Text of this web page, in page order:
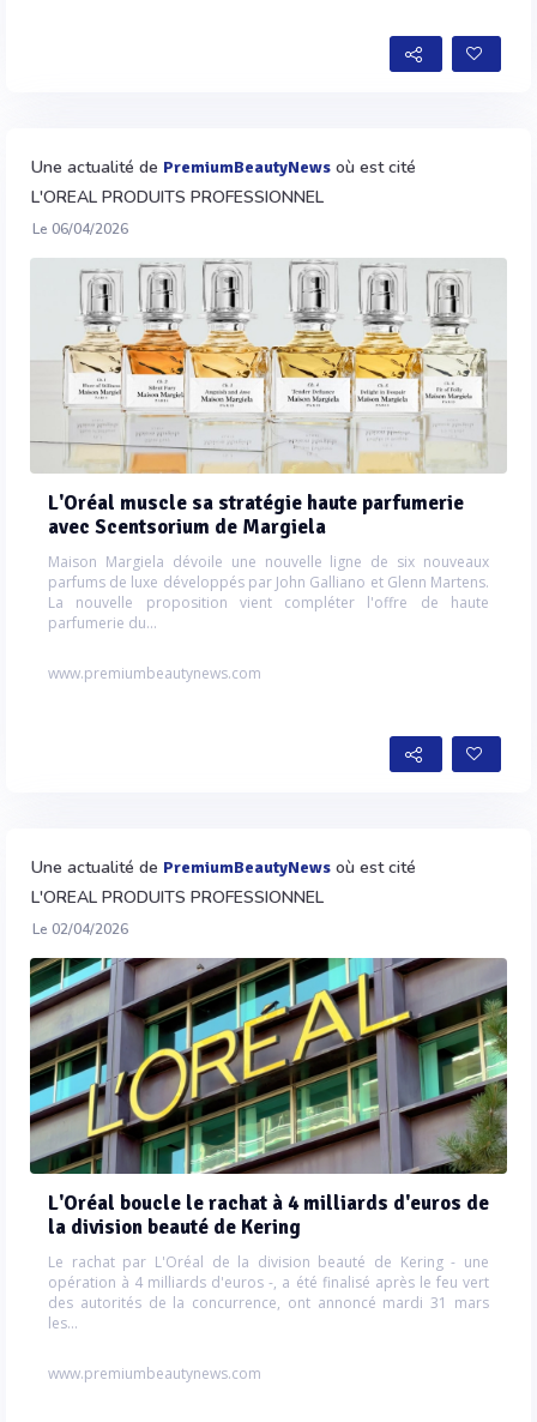
Une actualité de PremiumBeautyNews où est cité
L'OREAL PRODUITS PROFESSIONNEL
Le 06/04/2026
L'Oréal muscle sa stratégie haute parfumerie
avec Scentsorium de Margiela
Maison Margiela dévoile une nouvelle ligne de six nouveaux
parfums de luxe développés par John Galliano et Glenn Martens.
La nouvelle proposition vient compléter l'offre de haute
parfumerie du...
www.premiumbeautynews.com
Une actualité de PremiumBeautyNews où est cité
L'OREAL PRODUITS PROFESSIONNEL
Le 02/04/2026
L'Oréal boucle le rachat à 4 milliards d'euros de
la division beauté de Kering
Le rachat par L'Oréal de la division beauté de Kering - une
opération à 4 milliards d'euros -, a été finalisé après le feu vert
des autorités de la concurrence, ont annoncé mardi 31 mars
les...
www.premiumbeautynews.com